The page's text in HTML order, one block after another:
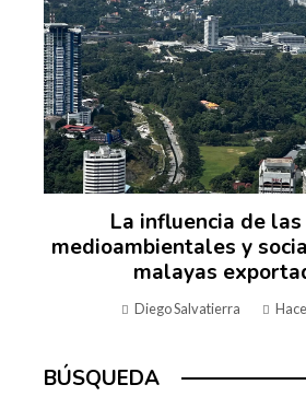
La influencia de
medioambientales y
malayas
Diego Salvatierra
BÚSQUEDA